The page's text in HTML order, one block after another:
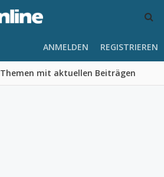
Themen mit aktuellen Beiträgen
ANMELDEN REGISTRIEREN